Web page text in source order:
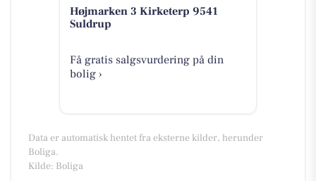
Højmarken 3 Kirketerp 9541
Suldrup
Få gratis salgsvurdering på din
bolig ›
Data er automatisk hentet fra eksterne kilder, herunder
Boliga.
Kilde: Boliga